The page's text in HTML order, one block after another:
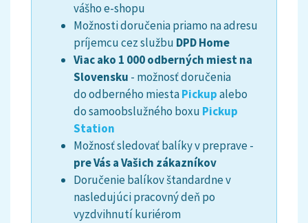
vášho e-shopu
Možnosti doručenia priamo na adresu
príjemcu cez službu DPD Home
Viac ako 1 000 odberných miest na
Slovensku - možnosť doručenia
do odberného miestaPickupalebo
do samoobslužného boxu Pickup
Station
Možnosť sledovať balíky v preprave -
pre Vás a Vašich zákazníkov
Doručenie balíkov štandardne v
nasledujúci pracovný deň po
vyzdvihnutí kuriérom